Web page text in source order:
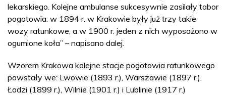
lekarskiego. Kolejne ambulanse sukcesywnie zasilały tabor
pogotowia: w 1894 r. w Krakowie były już trzy takie
wozy ratunkowe, a w 1900 r. jeden z nich wyposażono w
ogumione koła” – napisano dalej.
Wzorem Krakowa kolejne stacje pogotowia ratunkowego
powstały we: Lwowie (1893 r.), Warszawie (1897 r.),
Łodzi (1899 r.), Wilnie (1901 r.) i Lublinie (1917 r.)